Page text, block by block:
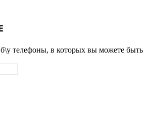
телефоны, в которых вы можете быть